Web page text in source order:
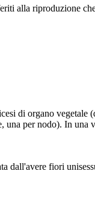
alla riproduzione
di organo
una per nodo). In
dall'avere fiori